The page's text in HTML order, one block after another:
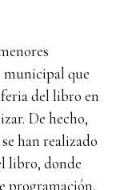
que
del libro en
De hecho,
han realizado
libro, donde
programación,